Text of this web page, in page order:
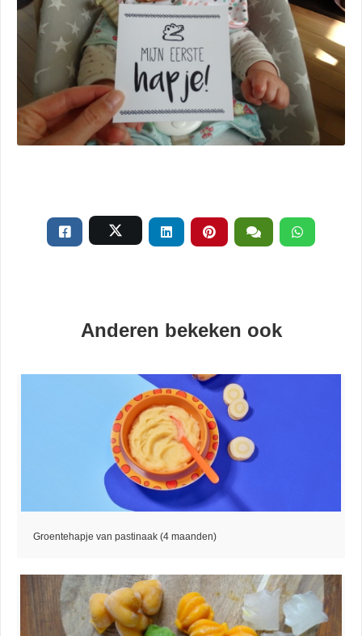
Anderen bekeken ook
Groentehapje van pastinaak (4 maanden)